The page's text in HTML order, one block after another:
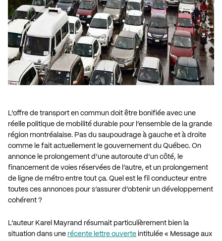
L’offre de transport en commun doit être bonifiée avec une
réelle politique de mobilité durable pour l’ensemble de la grande
région montréalaise. Pas du saupoudrage à gauche et à droite
comme le fait actuellement le gouvernement du Québec. On
annonce le prolongement d’une autoroute d’un côté, le
financement de voies réservées de l’autre, et un prolongement
de ligne de métro entre tout ça. Quel est le fil conducteur entre
toutes ces annonces pour s’assurer d’obtenir un développement
cohérent ?
L’auteur Karel Mayrand résumait particulièrement bien la
situation dans une récente lettre ouverte intitulée « Message aux